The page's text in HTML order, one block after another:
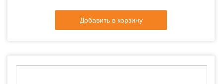
Добавить в корзину